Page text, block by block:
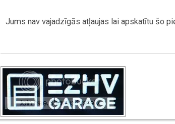
Jums nav vajadzīgās atļaujas lai apskatītu šo